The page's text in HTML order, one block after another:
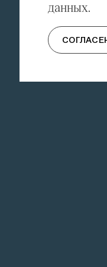
данных.